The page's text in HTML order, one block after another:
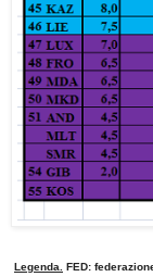
Legenda.
FED: